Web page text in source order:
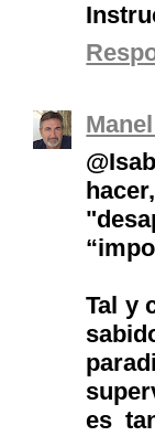
Tal y
es